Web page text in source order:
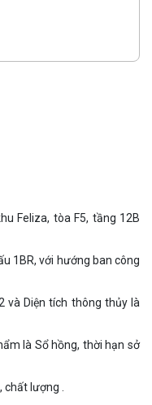
Feliza, tòa F5, tầng 12B
1BR, với hướng ban công
và Diện tích thông thủy là
là Sổ hồng, thời hạn sở
lượng .